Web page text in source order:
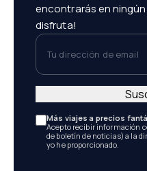
encontrarás en
disfruta!
Tu dirección de email
Más viajes a precios
Acepto recibir información
de boletín de noticias) a la
yo he proporcionado.